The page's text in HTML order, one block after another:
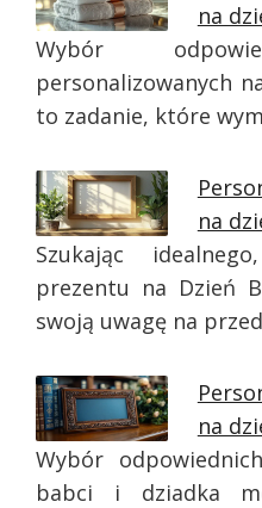
na
Wybór
personalizowanych
to zadanie, które
na
Szukając
prezentu na Dzień
swoją uwagę na
na
Wybór
babci i dziadka